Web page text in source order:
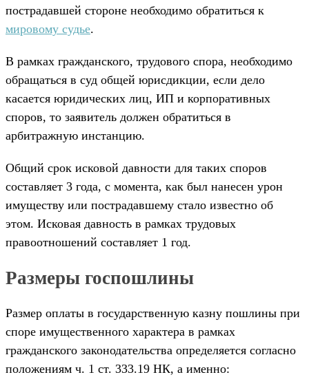
пострадавшей стороне необходимо обратиться к
мировому судье.
В рамках гражданского, трудового спора, необходимо
обращаться в суд общей юрисдикции, если дело
касается юридических лиц, ИП и корпоративных
споров, то заявитель должен обратиться в
арбитражную инстанцию.
Общий срок исковой давности для таких споров
составляет 3 года, с момента, как был нанесен урон
имуществу или пострадавшему стало известно об
этом. Исковая давность в рамках трудовых
правоотношений составляет 1 год.
Размеры госпошлины
Размер оплаты в государственную казну пошлины при
споре имущественного характера в рамках
гражданского законодательства определяется согласно
положениям ч. 1 ст. 333.19 НК, а именно: